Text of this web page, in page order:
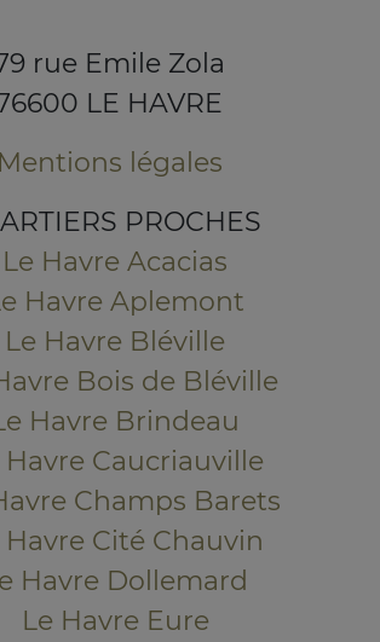
rue Emile Zola
LE HAVRE
Mentions légales
PROCHES
Le Havre Acacias
Havre Aplemont
Le Havre Bléville
Bois de Bléville
Havre Brindeau
Havre Caucriauville
Champs Barets
Havre Cité Chauvin
Havre Dollemard
Le Havre Eure